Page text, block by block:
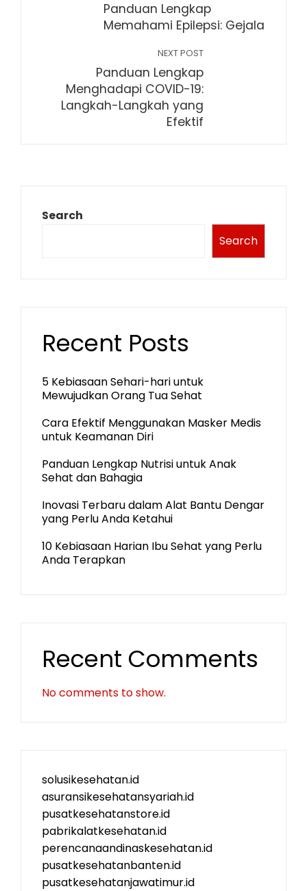
Panduan Lengkap
Memahami Epilepsi: Gejala
NEXT POST
Panduan Lengkap
Menghadapi COVID-19:
Langkah-Langkah yang
Efektif
Search
Search
Recent Posts
5 Kebiasaan Sehari-hari untuk
Mewujudkan Orang Tua Sehat
Cara Efektif Menggunakan Masker Medis
untuk Keamanan Diri
Panduan Lengkap Nutrisi untuk Anak
Sehat dan Bahagia
Inovasi Terbaru dalam Alat Bantu Dengar
yang Perlu Anda Ketahui
10 Kebiasaan Harian Ibu Sehat yang Perlu
Anda Terapkan
Recent Comments
No comments to show.
solusikesehatan.id
asuransikesehatansyariah.id
pusatkesehatanstore.id
pabrikalatkesehatan.id
perencanaandinaskesehatan.id
pusatkesehatanbanten.id
pusatkesehatanjawatimur.id